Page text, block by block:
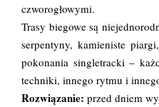
czworogłowymi.
Trasy biegowe są
serpentyny, kamieniste
pokonania singletracki –
techniki, innego rytmu i
Rozwiązanie: przed dniem